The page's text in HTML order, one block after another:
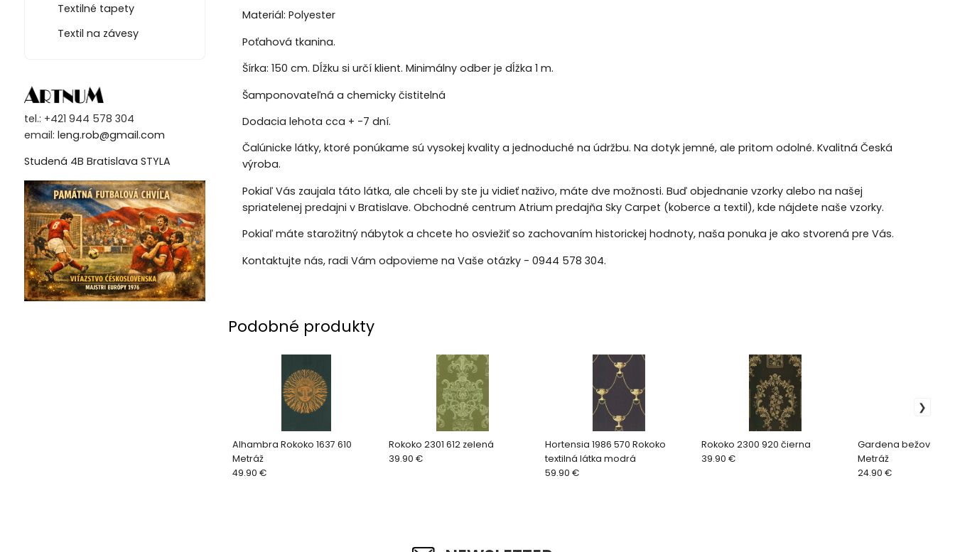
Textilné tapety
Textil na závesy
tel.: +421 944 578 304
email: leng.rob@gmail.com
Studená 4B Bratislava STYLA
Materiál: Polyester
Poťahová tkanina.
Šírka: 150 cm. Dĺžku si určí klient. Minimálny odber je dĺžka 1 m.
Šamponovateľná a chemicky čistitelná
Dodacia lehota cca + -7 dní.
Čalúnicke látky, ktoré ponúkame sú vysokej kvality a jednoduché na údržbu. Na dotyk jemné, ale pritom odolné. Kvalitná Česká
výroba.
Pokiaľ Vás zaujala táto látka, ale chceli by ste ju vidieť naživo, máte dve možnosti. Buď objednanie vzorky alebo na našej
spriatelenej predajni v Bratislave. Obchodné centrum Atrium predajňa Sky Carpet (koberce a textil), kde nájdete naše vzorky.
Pokiaľ máte starožitný nábytok a chcete ho osviežiť so zachovaním historickej hodnoty, naša ponuka je ako stvorená pre Vás.
Kontaktujte nás, radi Vám odpovieme na Vaše otázky - 0944 578 304.
Podobné produkty
Alhambra Rokoko 1637 610
Metráž
49.90 €
Rokoko 2301 612 zelená
39.90 €
Hortensia 1986 570 Rokoko
textilná látka modrá
59.90 €
Rokoko 2300 920 čierna
39.90 €
Gardena bežová
Metráž
24.90 €